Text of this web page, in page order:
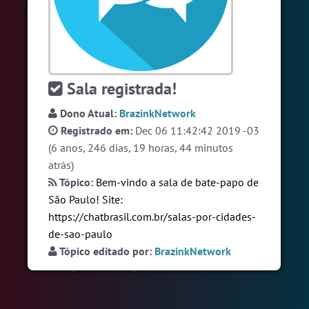
#Novanativa
4 pessoas
#Sexo
+18
4 pessoas
#LoveHits
Ver todas as salas
🎁 Promoção
🛍 Crie seu Chat e Rádio 📻
com Site e Chat Bot 🤖 de Pedidos.
Sala registrada!
Dono Atual: BrazinkNetwork
Registrado em: Dec 06 11:42:42 2019 -03
(6 anos, 246 dias, 19 horas, 44 minutos
atrás)
Tópico: Bem-vindo a sala de bate-papo de
São Paulo! Site:
https://chatbrasil.com.br/salas-por-cidades-
de-sao-paulo
Tópico editado por: BrazinkNetwork